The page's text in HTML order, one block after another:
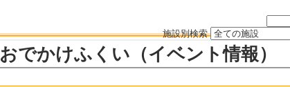
施設別検索
おでかけふくい（イベント情報）